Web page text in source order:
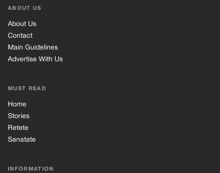
ABOUT US
About Us
Contact
Main Guidelines
Advertise With Us
MUST READ
Home
Stories
Retete
Sanatate
INFORMATION